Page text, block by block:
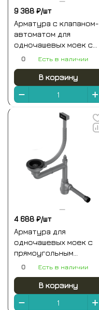
9 388 ₽/шт
Арматура с клапаном-
автоматом для
одночашевых моек с
прямоугольным
декоративным
элементом для
корзины вороненая
0 Есть в наличии
В корзину
4 688 ₽/шт
Арматура для
одночашевых моек с
прямоугольным
переливом графит
0 Есть в наличии
В корзину